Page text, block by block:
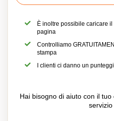
È inoltre possibile caricare
pagina
Controlliamo
stampa
I clienti ci danno un
Hai bisogno di aiuto con il tuo